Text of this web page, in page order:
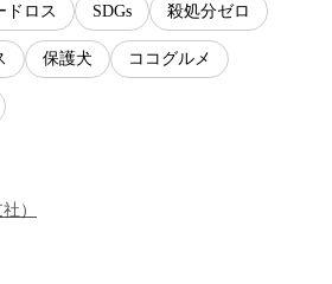
ドロス SDGs 殺処分ゼロ
保護犬 ココグルメ
）